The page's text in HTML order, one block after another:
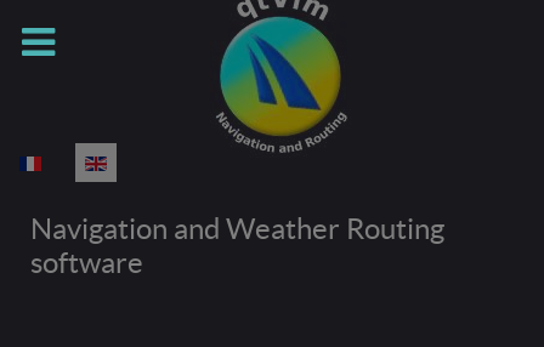
Select your language
Navigation and Weather Routing
software